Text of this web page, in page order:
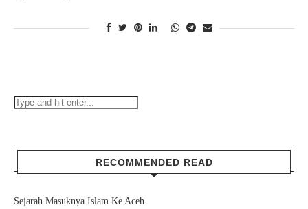
RECOMMENDED READ
Sejarah Masuknya Islam Ke Aceh